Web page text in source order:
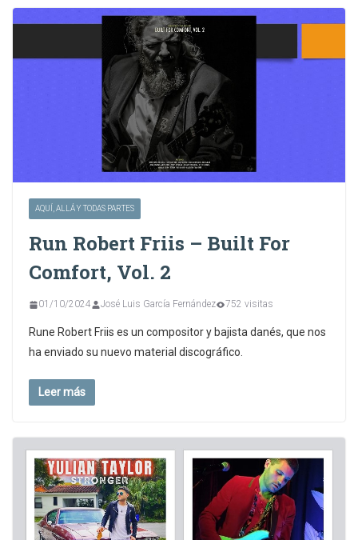
AQUÍ, ALLÁ Y TODAS PARTES
Run Robert Friis – Built For
Comfort, Vol. 2
01/10/2024 José Luis García Fernández 752 visitas
Rune Robert Friis es un compositor y bajista danés, que nos
ha enviado su nuevo material discográfico.
Leer más